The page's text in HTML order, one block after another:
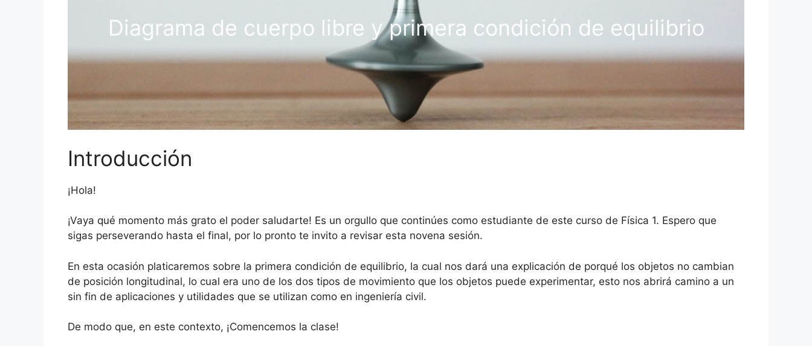
Diagrama de cuerpo libre y primera condición de equilibrio
Introducción
¡Hola!
¡Vaya qué momento más grato el poder saludarte! Es un orgullo que continúes como estudiante de este curso de Física 1. Espero que
sigas perseverando hasta el final, por lo pronto te invito a revisar esta novena sesión.
En esta ocasión platicaremos sobre la primera condición de equilibrio, la cual nos dará una explicación de porqué los objetos no cambian
de posición longitudinal, lo cual era uno de los dos tipos de movimiento que los objetos puede experimentar, esto nos abrirá camino a un
sin fin de aplicaciones y utilidades que se utilizan como en ingeniería civil.
De modo que, en este contexto, ¡Comencemos la clase!